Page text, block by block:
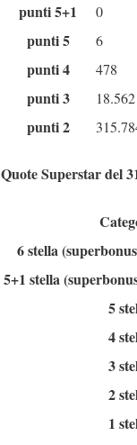
punti 5+1 0
punti 5 6
punti 4 478
punti 3 18.562
punti 2
Quote Superstar del
6 stella
5+1 stella
5
4
3
2
1